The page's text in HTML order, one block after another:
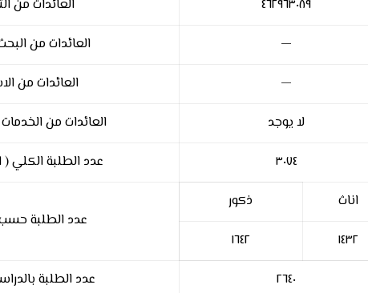
٤٦٢٩٦٣٠٨٩
العائدات من
—
العائدات من
—
العائدات من
لا يوجد
العائدات من
٣٠٧٤
عدد الطلبة الكلي (
اناث
ذكور
عدد الطلبة
١٤٣٢
١٦٤٢
٢٦٤٠
عدد الطلبة